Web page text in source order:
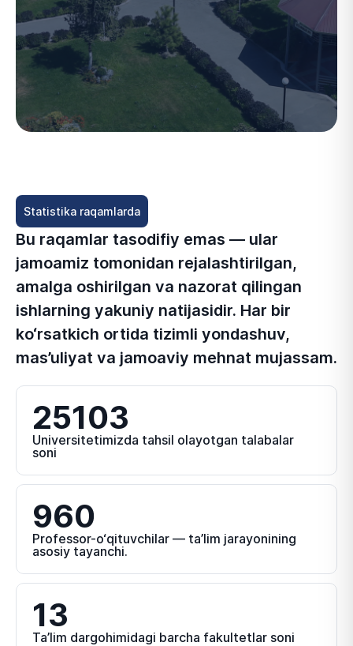
Statistika raqamlarda
Bu raqamlar tasodifiy emas — ular
jamoamiz tomonidan rejalashtirilgan,
amalga oshirilgan va nazorat qilingan
ishlarning yakuniy natijasidir. Har bir
ko‘rsatkich ortida tizimli yondashuv,
mas’uliyat va jamoaviy mehnat mujassam.
25103
Universitetimizda tahsil olayotgan talabalar
soni
960
Professor-o‘qituvchilar — ta’lim jarayonining
asosiy tayanchi.
13
Ta’lim dargohimidagi barcha fakultetlar soni